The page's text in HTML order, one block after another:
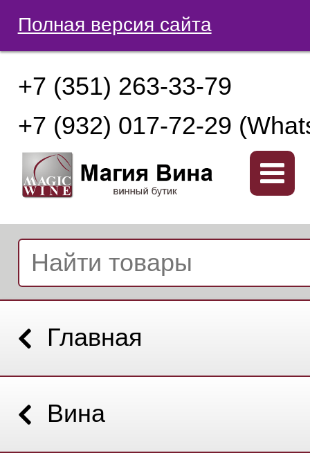
Полная версия сайта
+7 (351) 263-33-79
+7 (932) 017-72-29
Главная
Вина